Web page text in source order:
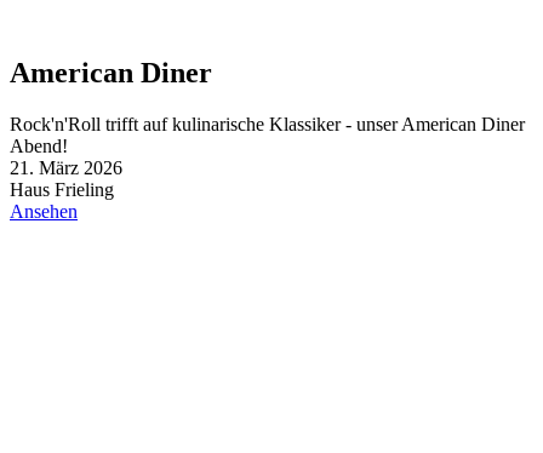
American Diner
Rock'n'Roll trifft auf kulinarische Klassiker - unser American Diner
Abend!
21. März 2026
Haus Frieling
Ansehen